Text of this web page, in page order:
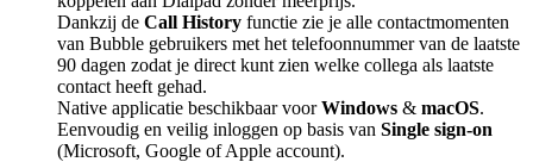
Dankzij de Call History functie zie je alle contactmomenten
van Bubble gebruikers met het telefoonnummer van de laatste
90 dagen zodat je direct kunt zien welke collega als laatste
contact heeft gehad.
Native applicatie beschikbaar voorWindows & macOS.
Eenvoudig en veilig inloggen op basis van Single sign-on
(Microsoft, Google of Apple account).